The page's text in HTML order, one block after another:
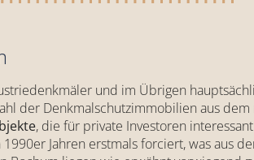
und im Übrigen
der Denkmalschutzimmobilien aus dem
, die für private Investoren
Jahren erstmals forciert, was aus